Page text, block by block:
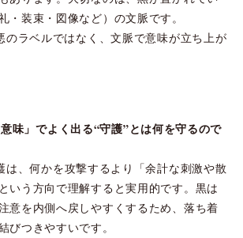
・装束・図像など）の文脈です。
のラベルではなく、文脈で意味が立ち上が
味」でよく出る“守護”とは何を守るので
は、何かを攻撃するより「余計な刺激や散
いう方向で理解すると実用的です。黒は
意を内側へ戻しやすくするため、落ち着
びつきやすいです。